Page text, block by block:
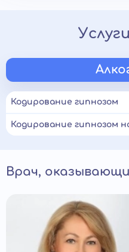
Кодирование гипнозом
Кодирование гипнозом
Врач,